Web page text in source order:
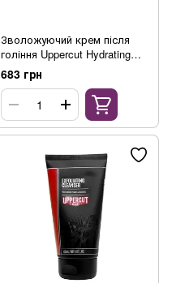
Зволожуючий крем після
гоління Uppercut Hydrating
Moisturiser 120ml
683 грн